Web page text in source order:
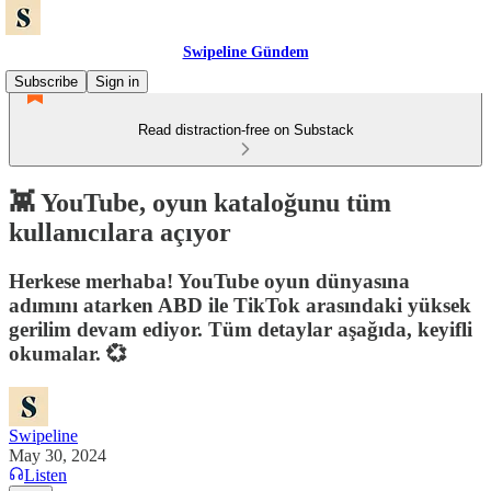
Swipeline Gündem
Subscribe
Sign in
Read distraction-free on Substack
👾 YouTube, oyun kataloğunu tüm
kullanıcılara açıyor
Herkese merhaba! YouTube oyun dünyasına
adımını atarken ABD ile TikTok arasındaki yüksek
gerilim devam ediyor. Tüm detaylar aşağıda, keyifli
okumalar. 💞
Swipeline
May 30, 2024
Listen